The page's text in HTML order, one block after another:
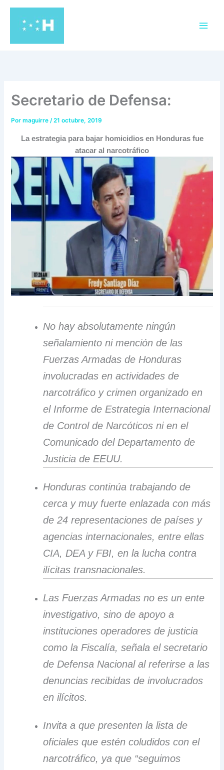
contenido
Secretario de Defensa:
Pormaguirre/21 octubre, 2019
La estrategia para bajar homicidios en Honduras fue
atacar al narcotráfico
No hay absolutamente ningún
señalamiento ni mención de las
Fuerzas Armadas de Honduras
involucradas en actividades de
narcotráfico y crimen organizado en
el Informe de Estrategia Internacional
de Control de Narcóticos ni en el
Comunicado del Departamento de
Justicia de EEUU.
Honduras continúa trabajando de
cerca y muy fuerte enlazada con más
de 24 representaciones de países y
agencias internacionales, entre ellas
CIA, DEA y FBI, en la lucha contra
ilícitas transnacionales.
Las Fuerzas Armadas no es un ente
investigativo, sino de apoyo a
instituciones operadores de justicia
como la Fiscalía, señala el secretario
de Defensa Nacional al referirse a las
denuncias recibidas de involucrados
en ilícitos.
Invita a que presenten la lista de
oficiales que estén coludidos con el
narcotráfico, ya que “seguimos